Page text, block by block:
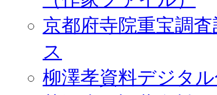
京都府寺院重宝調
ス
柳澤孝資料デジタ